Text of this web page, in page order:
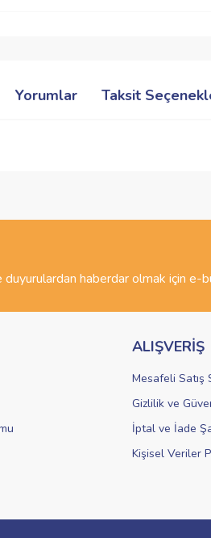
Yorumlar Taksit
bozuk veya görüntülenemiyor.
farklı alternatifler olmalı.
duyurulardan haberdar olmak için e-
ALIŞVERİŞ
Mesafeli Satış
Gizlilik ve
İptal ve İade
Kişisel Veriler